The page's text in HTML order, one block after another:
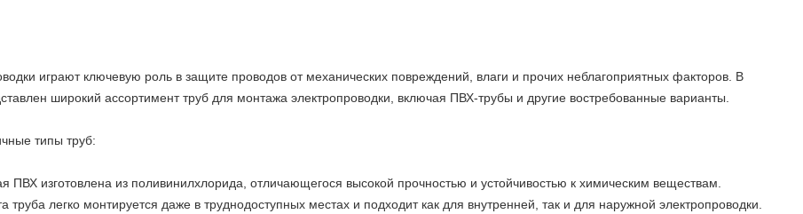
играют ключевую роль в защите проводов от механических повреждений, влаги и прочих неблагоприятных факторов. В
широкий ассортимент труб для монтажа электропроводки, включая ПВХ-трубы и другие востребованные варианты.
типы труб:
ПВХ изготовлена из поливинилхлорида, отличающегося высокой прочностью и устойчивостью к химическим веществам.
труба легко монтируется даже в труднодоступных местах и подходит как для внутренней, так и для наружной электропроводки.